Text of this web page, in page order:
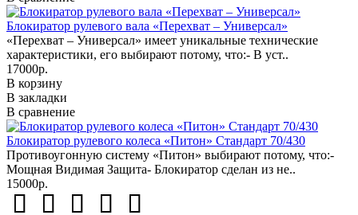
Блокиратор рулевого вала «Перехват – Универсал»
«Перехват – Универсал» имеет уникальные технические
характеристики, его выбирают потому, что:- В уст..
17000р.
В корзину
В закладки
В сравнение
Блокиратор рулевого колеса «Питон» Стандарт 70/430
Противоугонную систему «Питон» выбирают потому, что:-
Мощная Видимая Защита- Блокиратор сделан из не..
15000р.